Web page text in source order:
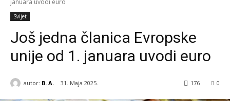
januara uvodi euro
Svijet
Još jedna članica Evropske
unije od 1. januara uvodi euro
autor: B. A. 31. Maja 2025. 0
176